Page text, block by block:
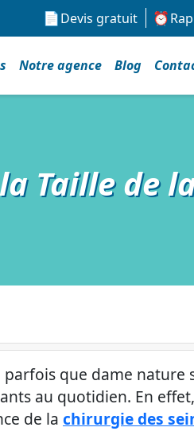
Devis gratuit
Notre agence Blog
Taille de
que dame nature
au quotidien. En effet,
de la chirurgie des